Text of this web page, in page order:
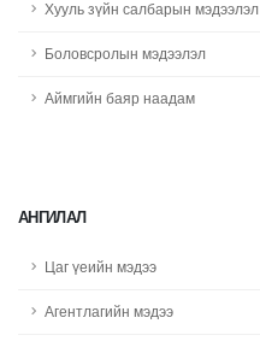
Хууль зүйн салбарын мэдээлэл
Боловсролын мэдээлэл
Аймгийн баяр наадам
АНГИЛАЛ
Цаг үеийн мэдээ
Агентлагийн мэдээ